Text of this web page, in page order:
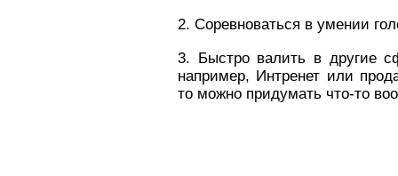
2.
3. Быстро валить в другие
например, Интренет или
то можно придумать что-то